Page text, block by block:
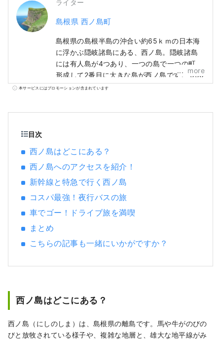
ライター
島根県 西ノ島町
島根県の島根半島の沖合い約65ｋｍの日本海
に浮かぶ隠岐諸島にある、西ノ島。隠岐諸島
には有人島が4つあり、一つの島で一つの町を
形成して2番目に大きな島が西ノ島です。 550
万年前の火山の噴火により形成されたこの島
more
本サービスにはプロモーションが含まれています
目次
西ノ島はどこにある？
西ノ島へのアクセスを紹介！
新幹線と特急で行く西ノ島
コスパ最強！夜行バスの旅
車でゴー！ドライブ旅を満喫
まとめ
こちらの記事も一緒にいかがですか？
西ノ島はどこにある？
西ノ島（にしのしま）は、島根県の離島です。馬や牛がのびの
びと放牧されている様子や、複雑な地層と、雄大な地平線がみ